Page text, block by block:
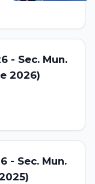
- Sec. Mun.
2026)
- Sec. Mun.